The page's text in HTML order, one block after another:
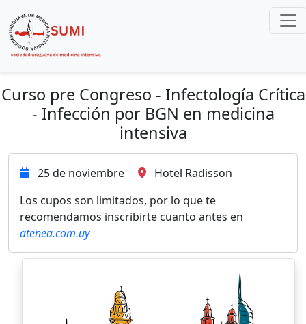
Curso pre Congreso - Infectología Crítica
- Infección por BGN en medicina
intensiva
25 de noviembre
Hotel Radisson
Los cupos son limitados, por lo que te
recomendamos inscribirte cuanto antes en
atenea.com.uy